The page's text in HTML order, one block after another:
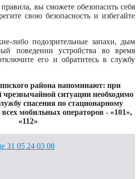
вы сможете обезопасить себя
свою безопасность и избегайте
либо подозрительные запахи, дым
поведении устройства во время
его и обратитесь в службу
района напоминают: при
ситуации необходимо
спасения по стационарному
мобильных операторов - «101»,
«112»